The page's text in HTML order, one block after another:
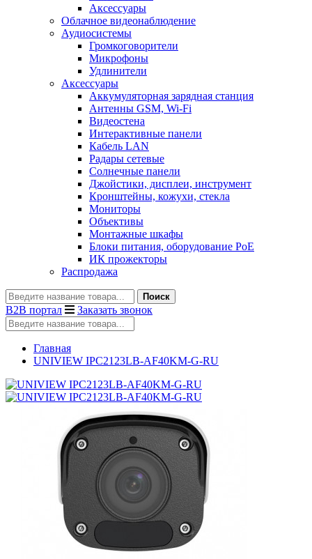
Аксессуары
Облачное видеонаблюдение
Аудиосистемы
Громкоговорители
Микрофоны
Удлинители
Аксессуары
Аккумуляторная зарядная станция
Антенны GSM, Wi-Fi
Видеостена
Интерактивные панели
Кабель LAN
Радары сетевые
Солнечные панели
Джойстики, дисплеи, инструмент
Кронштейны, кожухи, стекла
Мониторы
Объективы
Монтажные шкафы
Блоки питания, оборудование PoE
ИК прожекторы
Распродажа
Поиск
B2B портал Заказать звонок
Главная
UNIVIEW IPC2123LB-AF40KM-G-RU